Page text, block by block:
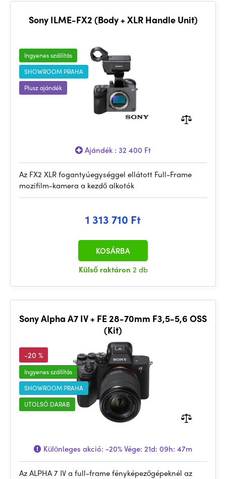
Sony ILME-FX2 (Body + XLR Handle Unit)
Ingyenes szállítás
SHOWROOM PRAHA
Plusz ajándék
Ajándék : 32 400 Ft
Az FX2 XLR fogantyúegységgel ellátott Full-Frame
mozifilm-kamera a kezdő alkotók
1 313 710 Ft
Külső raktáron 2 db
KOSÁRBA
Sony Alpha A7 IV + FE 28-70mm F3,5-5,6 OSS
(Kit)
-20 %
Ingyenes szállítás
SHOWROOM PRAHA
UTOLSÓ DARAB
Különleges akció: -20%Vége: 21d: 09h: 47m
Az ALPHA 7 IV a full-frame fényképezőgépeknél az